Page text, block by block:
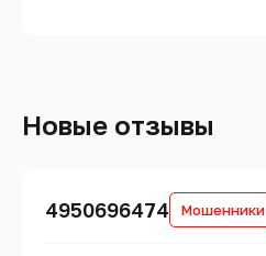
Новые отзывы
4950696474 Мошенники